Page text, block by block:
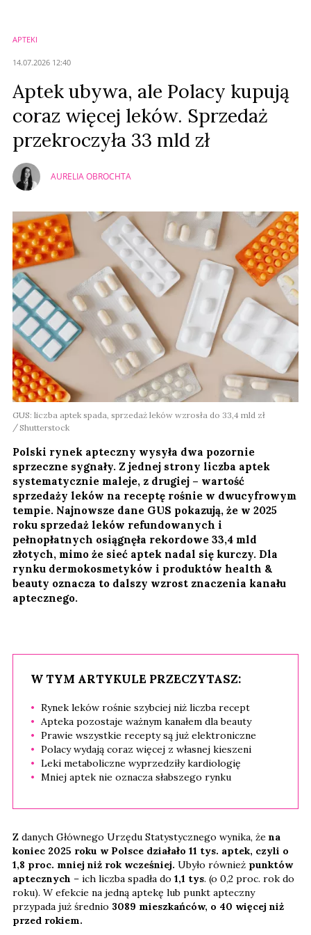
APTEKI
14.07.2026 12:40
Aptek ubywa, ale Polacy kupują
coraz więcej leków. Sprzedaż
przekroczyła 33 mld zł
AURELIA OBROCHTA
GUS: liczba aptek spada, sprzedaż leków wzrosła do 33,4 mld zł
Shutterstock
Polski rynek apteczny wysyła dwa pozornie
sprzeczne sygnały. Z jednej strony liczba aptek
systematycznie maleje, z drugiej – wartość
sprzedaży leków na receptę rośnie w dwucyfrowym
tempie. Najnowsze dane GUS pokazują, że w 2025
roku sprzedaż leków refundowanych i
pełnopłatnych osiągnęła rekordowe 33,4 mld
złotych, mimo że sieć aptek nadal się kurczy. Dla
rynku dermokosmetyków i produktów health &
beauty oznacza to dalszy wzrost znaczenia kanału
aptecznego.
W TYM ARTYKULE PRZECZYTASZ:
Rynek leków rośnie szybciej niż liczba recept
Apteka pozostaje ważnym kanałem dla beauty
Prawie wszystkie recepty są już elektroniczne
Polacy wydają coraz więcej z własnej kieszeni
Leki metaboliczne wyprzedziły kardiologię
Mniej aptek nie oznacza słabszego rynku
Z danych Głównego Urzędu Statystycznego wynika, że na
koniec 2025 roku w Polsce działało 11 tys. aptek, czyli o
1,8 proc. mniej niż rok wcześniej. Ubyło również punktów
aptecznych – ich liczba spadła do 1,1 tys. (o 0,2 proc. rok do
roku). W efekcie na jedną aptekę lub punkt apteczny
przypada już średnio 3089 mieszkańców, o 40 więcej niż
przed rokiem.